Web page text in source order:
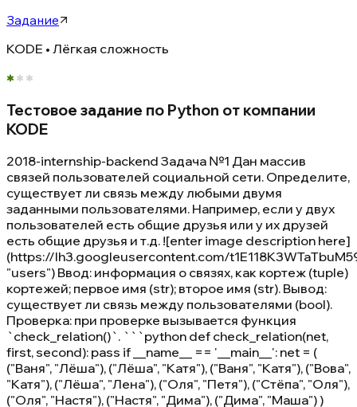
Задание
KODE • Лёгкая сложность
Тестовое задание по Python от компании
KODE
2018-internship-backend Задача №1 Дан массив
связей пользователей социальной сети. Определите,
существует ли связь между любыми двумя
заданными пользователями. Например, если у двух
пользователей есть общие друзья или у их друзей
есть общие друзья и т.д. ![enter image description here]
(https://lh3.googleusercontent.com/
"users") Ввод: информация о связях, как кортеж (tuple)
кортежей; первое имя (str); второе имя (str). Вывод:
существует ли связь между пользователями (bool).
Проверка: при проверке вызывается функция
`check_relation()`. ```python def check_relation(net,
first, second): pass if __name__ == '__main__': net = (
("Ваня", "Лёша"), ("Лёша", "Катя"), ("Ваня", "Катя"), ("Вова",
"Катя"), ("Лёша", "Лена"), ("Оля", "Петя"), ("Стёпа", "Оля"),
("Оля", "Настя"), ("Настя", "Дима"), ("Дима", "Маша") )